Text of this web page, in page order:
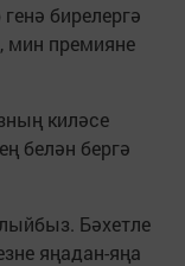
бирелергә
мин премияне
киләсе
белән бергә
Бәхетле
яңадан-яңа